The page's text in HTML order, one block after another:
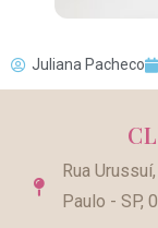
Juliana Pacheco
Rua
Paulo - SP,